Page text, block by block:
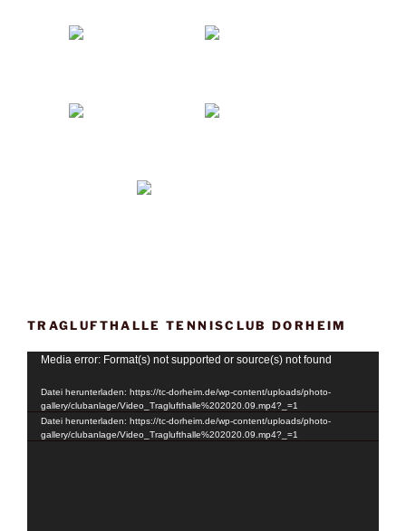
TRAGLUFTHALLE TENNISCLUB DORHEIM
Video-
Media error: Format(s) not supported or source(s) not found
Datei herunterladen: https://tc-dorheim.de/wp-content/uploads/photo-
gallery/clubanlage/Video_Traglufthalle%202020.09.mp4?_=1
Datei herunterladen: https://tc-dorheim.de/wp-content/uploads/photo-
gallery/clubanlage/Video_Traglufthalle%202020.09.mp4?_=1